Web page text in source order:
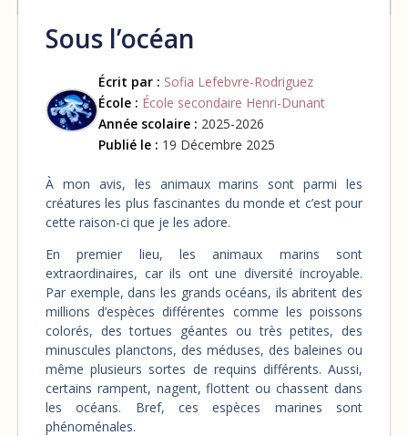
Sous l’océan
Écrit par : Sofia Lefebvre-Rodriguez
École : École secondaire Henri-Dunant
Année scolaire : 2025-2026
Publié le : 19 Décembre 2025
À mon avis, les animaux marins sont parmi les
créatures les plus fascinantes du monde et c’est pour
cette raison-ci que je les adore.
En premier lieu, les animaux marins sont
extraordinaires, car ils ont une diversité incroyable.
Par exemple, dans les grands océans, ils abritent des
millions d’espèces différentes comme les poissons
colorés, des tortues géantes ou très petites, des
minuscules planctons, des méduses, des baleines ou
même plusieurs sortes de requins différents. Aussi,
certains rampent, nagent, flottent ou chassent dans
les océans. Bref, ces espèces marines sont
phénoménales.